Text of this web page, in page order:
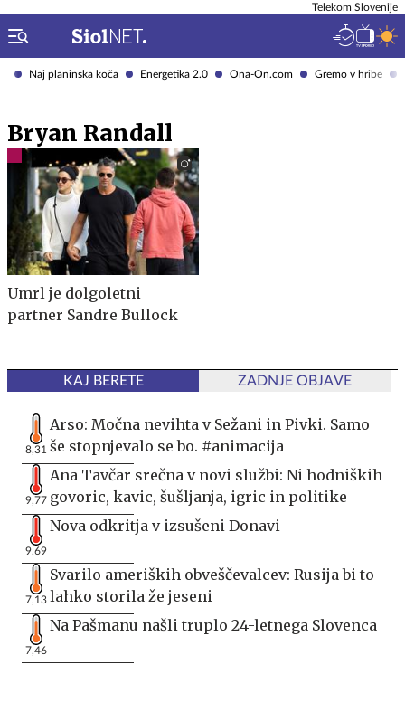
Naj planinska koča Energetika 2.0 Ona-On.com Gremo v hribe
Telekom Slovenije
Bryan Randall
Umrl je dolgoletni
partner Sandre Bullock
KAJ BERETE ZADNJE OBJAVE
8,31
Arso: Močna nevihta v Sežani in Pivki. Samo
še stopnjevalo se bo. #animacija
9,77
Ana Tavčar srečna v novi službi: Ni hodniških
govoric, kavic, šušljanja, igric in politike
9,69
Nova odkritja v izsušeni Donavi
7,13
Svarilo ameriških obveščevalcev: Rusija bi to
lahko storila že jeseni
7,46
Na Pašmanu našli truplo 24-letnega Slovenca